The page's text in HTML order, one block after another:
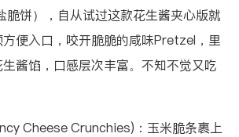
脆饼），自从试过这款花生酱夹心版就
便入口，咬开脆脆的咸味Pretzel，里
酱馅，口感层次丰富。不知不觉又吃
Cheese Crunchies) ：玉米脆条裹上